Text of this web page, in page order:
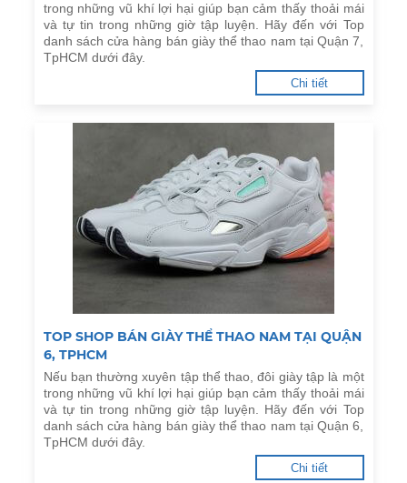
trong những vũ khí lợi hại giúp bạn cảm thấy thoải mái
và tự tin trong những giờ tập luyện. Hãy đến với Top
danh sách cửa hàng bán giày thể thao nam tại Quận 7,
TpHCM dưới đây.
Chi tiết
TOP SHOP BÁN GIÀY THỂ THAO NAM TẠI QUẬN
6, TPHCM
Nếu bạn thường xuyên tập thể thao, đôi giày tập là một
trong những vũ khí lợi hại giúp bạn cảm thấy thoải mái
và tự tin trong những giờ tập luyện. Hãy đến với Top
danh sách cửa hàng bán giày thể thao nam tại Quận 6,
TpHCM dưới đây.
Chi tiết